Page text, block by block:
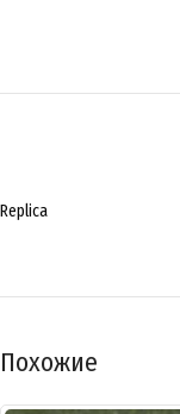
Replica
Похожие